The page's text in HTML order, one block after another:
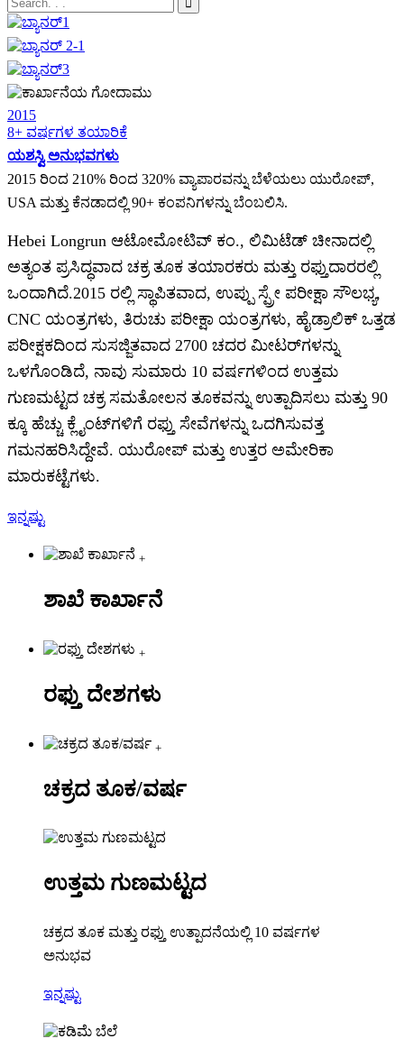
2015
8+ ವರ್ಷಗಳ ತಯಾರಿಕೆ
ಯಶಸ್ವಿ ಅನುಭವಗಳು
2015 ರಿಂದ 210% ರಿಂದ 320% ವ್ಯಾಪಾರವನ್ನು ಬೆಳೆಯಲು ಯುರೋಪ್,
USA ಮತ್ತು ಕೆನಡಾದಲ್ಲಿ 90+ ಕಂಪನಿಗಳನ್ನು ಬೆಂಬಲಿಸಿ.
Hebei Longrun ಆಟೋಮೋಟಿವ್ ಕಂ., ಲಿಮಿಟೆಡ್ ಚೀನಾದಲ್ಲಿ
ಅತ್ಯಂತ ಪ್ರಸಿದ್ಧವಾದ ಚಕ್ರ ತೂಕ ತಯಾರಕರು ಮತ್ತು ರಫ್ತುದಾರರಲ್ಲಿ
ಒಂದಾಗಿದೆ.2015 ರಲ್ಲಿ ಸ್ಥಾಪಿತವಾದ, ಉಪ್ಪು ಸ್ಪ್ರೇ ಪರೀಕ್ಷಾ ಸೌಲಭ್ಯ,
CNC ಯಂತ್ರಗಳು, ತಿರುಚು ಪರೀಕ್ಷಾ ಯಂತ್ರಗಳು, ಹೈಡ್ರಾಲಿಕ್ ಒತ್ತಡ
ಪರೀಕ್ಷಕದಿಂದ ಸುಸಜ್ಜಿತವಾದ 2700 ಚದರ ಮೀಟರ್‌ಗಳನ್ನು
ಒಳಗೊಂಡಿದೆ, ನಾವು ಸುಮಾರು 10 ವರ್ಷಗಳಿಂದ ಉತ್ತಮ
ಗುಣಮಟ್ಟದ ಚಕ್ರ ಸಮತೋಲನ ತೂಕವನ್ನು ಉತ್ಪಾದಿಸಲು ಮತ್ತು 90
ಕ್ಕೂ ಹೆಚ್ಚು ಕ್ಲೈಂಟ್‌ಗಳಿಗೆ ರಫ್ತು ಸೇವೆಗಳನ್ನು ಒದಗಿಸುವತ್ತ
ಗಮನಹರಿಸಿದ್ದೇವೆ. ಯುರೋಪ್ ಮತ್ತು ಉತ್ತರ ಅಮೇರಿಕಾ
ಮಾರುಕಟ್ಟೆಗಳು.
ಇನ್ನಷ್ಟು
+
ಶಾಖೆ ಕಾರ್ಖಾನೆ
+
ರಫ್ತು ದೇಶಗಳು
+
ಚಕ್ರದ ತೂಕ/ವರ್ಷ
ಉತ್ತಮ ಗುಣಮಟ್ಟದ
ಚಕ್ರದ ತೂಕ ಮತ್ತು ರಫ್ತು ಉತ್ಪಾದನೆಯಲ್ಲಿ 10 ವರ್ಷಗಳ
ಅನುಭವ
ಇನ್ನಷ್ಟು